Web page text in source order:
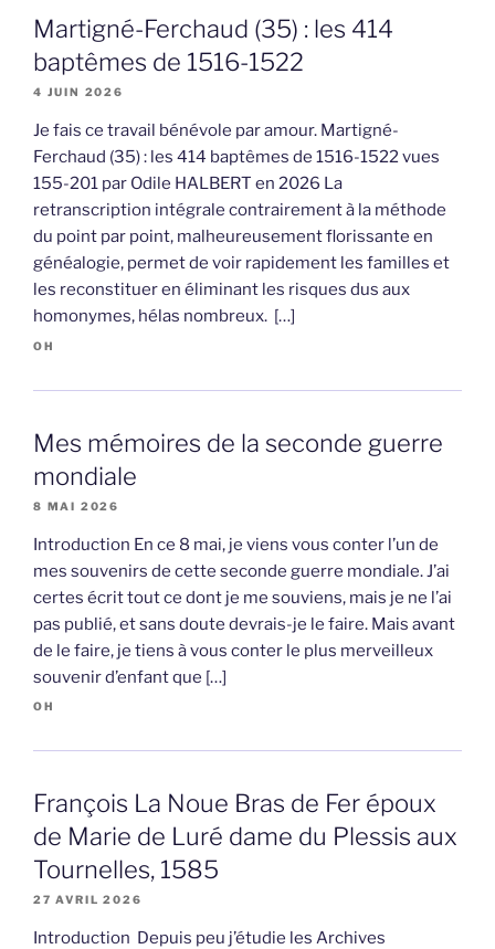
Martigné-Ferchaud (35) : les 414
baptêmes de 1516-1522
4 JUIN 2026
Je fais ce travail bénévole par amour. Martigné-
Ferchaud (35) : les 414 baptêmes de 1516-1522 vues
155-201 par Odile HALBERT en 2026 La
retranscription intégrale contrairement à la méthode
du point par point, malheureusement florissante en
généalogie, permet de voir rapidement les familles et
les reconstituer en éliminant les risques dus aux
homonymes, hélas nombreux. […]
OH
Mes mémoires de la seconde guerre
mondiale
8 MAI 2026
Introduction En ce 8 mai, je viens vous conter l’un de
mes souvenirs de cette seconde guerre mondiale. J’ai
certes écrit tout ce dont je me souviens, mais je ne l’ai
pas publié, et sans doute devrais-je le faire. Mais avant
de le faire, je tiens à vous conter le plus merveilleux
souvenir d’enfant que […]
OH
François La Noue Bras de Fer époux
de Marie de Luré dame du Plessis aux
Tournelles, 1585
27 AVRIL 2026
Introduction Depuis peu j’étudie les Archives